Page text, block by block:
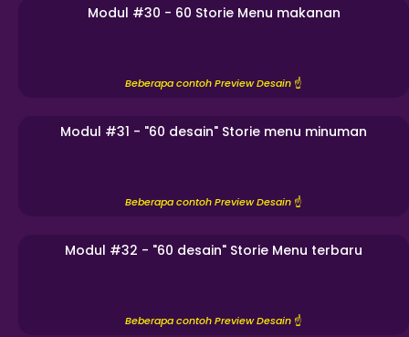
Modul #30 - 60 Storie Menu makanan
Beberapa contoh Preview Desain ☝️
Modul #31 - "60 desain" Storie menu minuman
Beberapa contoh Preview Desain ☝️
Modul #32 - "60 desain" Storie Menu terbaru
Beberapa contoh Preview Desain ☝️